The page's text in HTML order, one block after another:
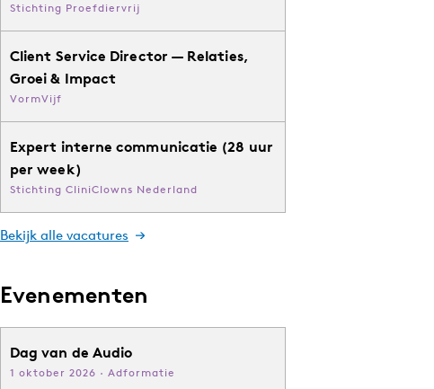
Stichting Proefdiervrij
Client Service Director — Relaties,
Groei & Impact
VormVijf
Expert interne communicatie (28 uur
per week)
Stichting CliniClowns Nederland
Bekijk alle vacatures
Evenementen
Dag van de Audio
1 oktober 2026 · Adformatie